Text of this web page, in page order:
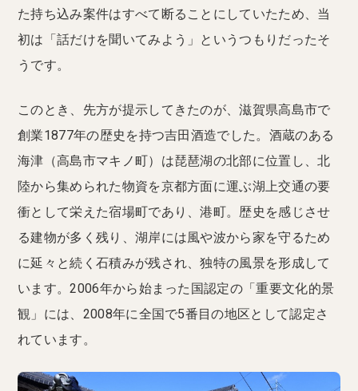
た持ち込み案件はすべて断ることにしていたため、当
初は「話だけを聞いてみよう」というつもりだったそ
うです。
このとき、先方が提示してきたのが、滋賀県高島市で
創業1877年の歴史を持つ吉田酒造でした。酒蔵のある
海津（高島市マキノ町）は琵琶湖の北部に位置し、北
陸から集められた物資を京都方面に運ぶ湖上交通の要
衝として栄えた宿場町であり、港町。歴史を感じさせ
る建物が多く残り、湖岸には風や波から家を守るため
に延々と続く石積みが残され、独特の風景を形成して
います。2006年から始まった国認定の「重要文化的景
観」には、2008年に全国で5番目の地区として認定さ
れています。